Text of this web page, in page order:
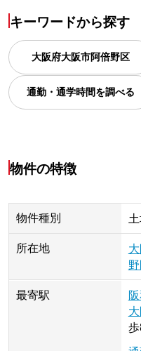
キーワードから探す
大阪府大阪市阿倍野区
通勤・通学時間を調べる
物件の特徴
物件種別
所在地
最寄駅